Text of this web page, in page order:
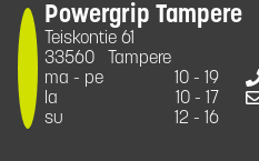
Powergrip Tampere
Teiskontie 61
33560
Tampere
ma - pe
10 - 19
la
10 - 17
su
12 - 16